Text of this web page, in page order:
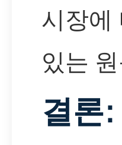
시장에
있는
결론